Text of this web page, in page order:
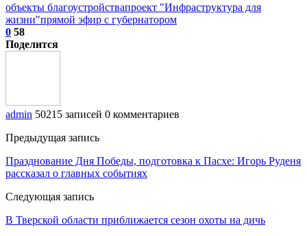
объекты благоустройствапроект "Инфраструктура для
жизни"прямой эфир с губернатором
0 58
Поделится
admin 50215 записей 0 комментариев
Предыдущая запись
Празднование Дня Победы, подготовка к Пасхе: Игорь Руденя
рассказал о главных событиях
Следующая запись
В Тверской области приближается сезон охоты на дичь